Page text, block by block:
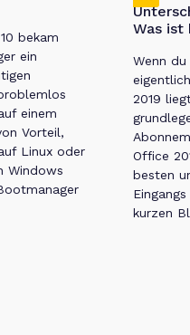
bekam
ein
einem
Vorteil,
Linux oder
Windows
Was ist
Wenn
2019
Office
besten
kurzen